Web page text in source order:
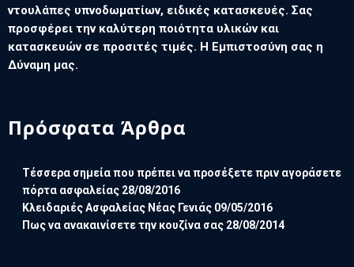
ντουλάπες υπνοδωματίων, ειδικές κατασκευές. Σας
προσφέρει την καλύτερη ποιότητα υλικών και
κατασκευών σε προσιτές τιμές. Η Εμπιστοσύνη σας η
Δύναμη μας.
Πρόσφατα Άρθρα
Τέσσερα σημεία που πρέπει να προσέξετε πριν αγοράσετε
πόρτα ασφαλείας 28/08/2016
Κλειδαριές Ασφαλείας Νέας Γενιάς 09/05/2016
Πως να ανακαινίσετε την κουζίνα σας 28/08/2014